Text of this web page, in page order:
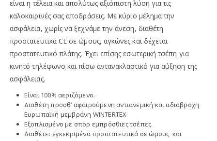
είναι η τέλεια και απολύτως αξιόπιστη λύση για τις
καλοκαιρινές σας αποδράσεις. Με κύριο μέλημα την
ασφάλεια, χωρίς να ξεχνάμε την άνεση, διαθέτη
προστατευτικά CE σε ώμους, αγκώνες και δέχεται
προστατευτικό πλάτης. Έχει επίσης εσωτερική τσέπη για
κινητό τηλέφωνο και πίσω αντανακλαστικό για αύξηση της
ασφάλειας.
Είναι 100% αεριζόμενο.
Διαθέτη προσθ’ αφαιρούμενη αντιανεμική και αδιάβροχη
Ευρωπαϊκή μεμβράνη WINTERTEX
Εξοπλισμένο με σπορ εμπρόσθιες τσέπες.
Διαθέτει εγκεκριμένα προστατευτικά σε ώμους και